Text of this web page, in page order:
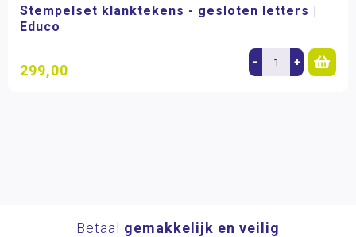
Stempelset klanktekens - gesloten letters |
Educo
299,00 - +
Betaal gemakkelijk en veilig